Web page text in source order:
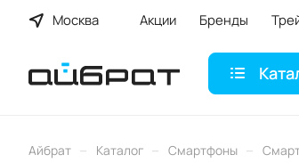
Москва Акции Бренды
Айбрат – Каталог – Смартфоны –